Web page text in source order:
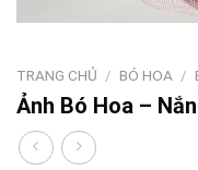
TRANG CHỦ / BÓ HOA /
Ảnh Bó Hoa –